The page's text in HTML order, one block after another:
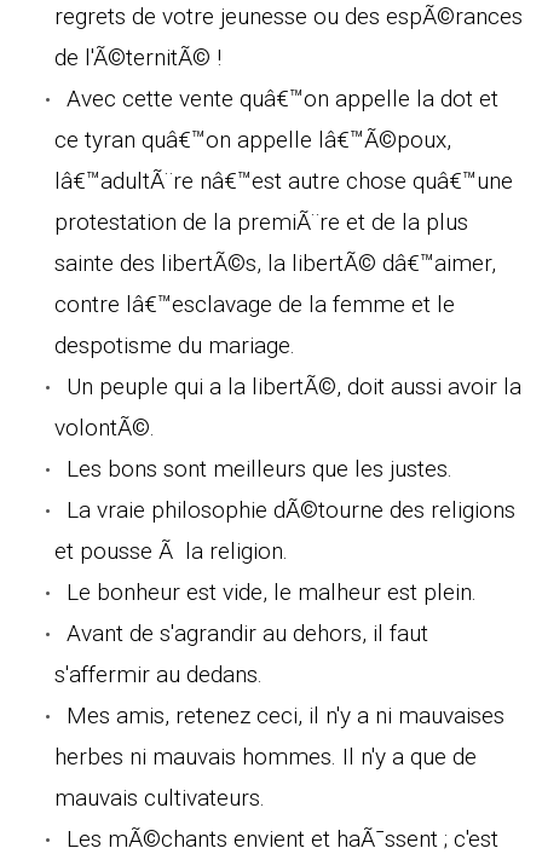
regrets de votre jeunesse ou des espÃ©rances
de l'Ã©ternitÃ© !
Avec cette vente quâ€™on appelle la dot et
ce tyran quâ€™on appelle lâ€™Ã©poux,
lâ€™adultÃ¨re nâ€™est autre chose quâ€™une
protestation de la premiÃ¨re et de la plus
sainte des libertÃ©s, la libertÃ© dâ€™aimer,
contre lâ€™esclavage de la femme et le
despotisme du mariage.
Un peuple qui a la libertÃ©, doit aussi avoir la
volontÃ©.
Les bons sont meilleurs que les justes.
La vraie philosophie dÃ©tourne des religions
et pousse Ã la religion.
Le bonheur est vide, le malheur est plein.
Avant de s'agrandir au dehors, il faut
s'affermir au dedans.
Mes amis, retenez ceci, il n'y a ni mauvaises
herbes ni mauvais hommes. Il n'y a que de
mauvais cultivateurs.
Les mÃ©chants envient et haÃ¯ssent ; c'est